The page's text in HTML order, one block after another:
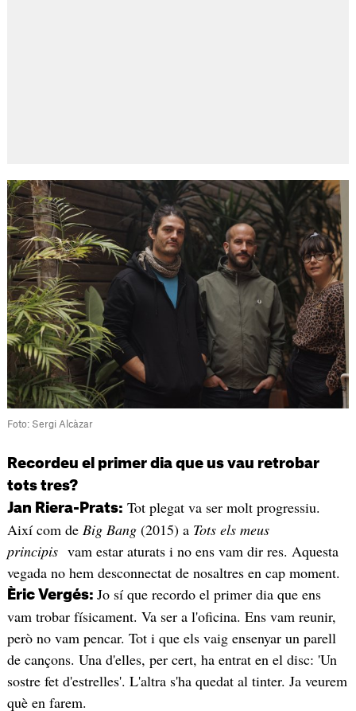
Foto: Sergi Alcàzar
Recordeu el primer dia que us vau retrobar
tots tres?
Jan Riera-Prats: Tot plegat va ser molt progressiu.
Així com de Big Bang(2015) a Tots els meus
principisvam estar aturats i no ens vam dir res. Aquesta
vegada no hem desconnectat de nosaltres en cap moment.
Èric Vergés: Jo sí que recordo el primer dia que ens
vam trobar físicament. Va ser a l'oficina. Ens vam reunir,
però no vam pencar. Tot i que els vaig ensenyar un parell
de cançons. Una d'elles, per cert, ha entrat en el disc: 'Un
sostre fet d'estrelles'. L'altra s'ha quedat al tinter. Ja veurem
què en farem.